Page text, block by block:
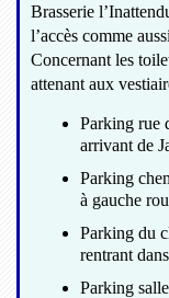
Brasserie
l’accès comme
Concernant les
attenant aux
Parking rue
arrivant de
Parking
à gauche
Parking du
rentrant
Parking